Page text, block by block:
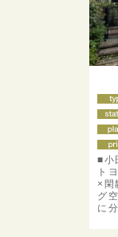
■小
ト
×閑
グ
に